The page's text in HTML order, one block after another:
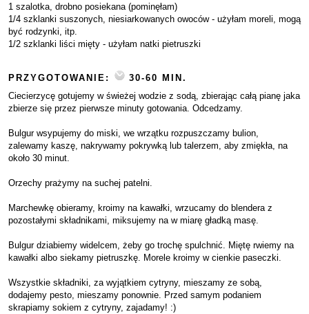
1 szalotka, drobno posiekana (pominęłam)
1/4 szklanki suszonych, niesiarkowanych owoców - użyłam moreli, mogą
być rodzynki, itp.
1/2 szklanki liści mięty - użyłam natki pietruszki
PRZYGOTOWANIE:
30-60 MIN.
Ciecierzycę gotujemy w świeżej wodzie z sodą, zbierając całą pianę jaka
zbierze się przez pierwsze minuty gotowania. Odcedzamy.
Bulgur wsypujemy do miski, we wrzątku rozpuszczamy bulion,
zalewamy kaszę, nakrywamy pokrywką lub talerzem, aby zmiękła, na
około 30 minut.
Orzechy prażymy na suchej patelni.
Marchewkę obieramy, kroimy na kawałki, wrzucamy do blendera z
pozostałymi składnikami, miksujemy na w miarę gładką masę.
Bulgur dziabiemy widelcem, żeby go trochę spulchnić. Miętę rwiemy na
kawałki albo siekamy pietruszkę. Morele kroimy w cienkie paseczki.
Wszystkie składniki, za wyjątkiem cytryny, mieszamy ze sobą,
dodajemy pesto, mieszamy ponownie. Przed samym podaniem
skrapiamy sokiem z cytryny, zajadamy! :)